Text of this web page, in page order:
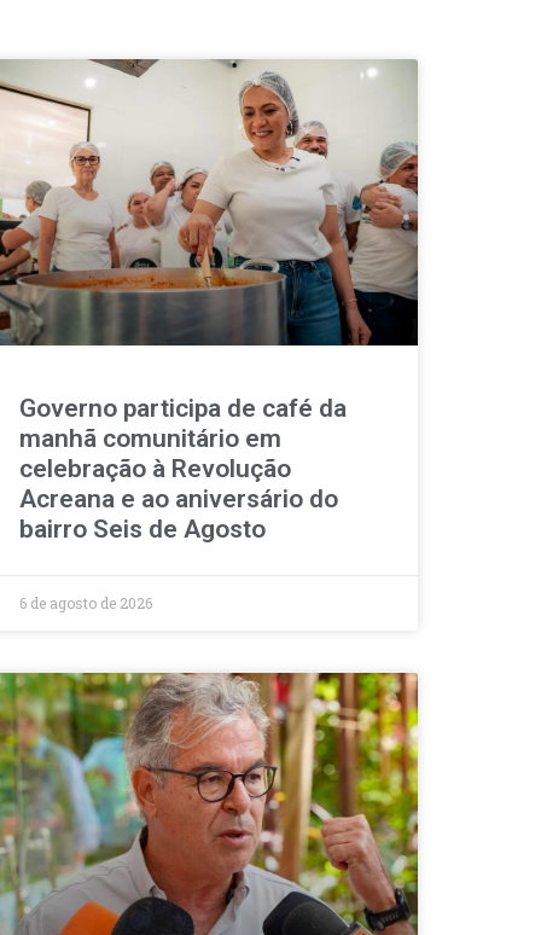
Governo participa de café da
manhã comunitário em
celebração à Revolução
Acreana e ao aniversário do
bairro Seis de Agosto
6 de agosto de 2026